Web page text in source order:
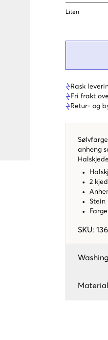
Liten
Rask
Fri frakt
Retur- og
anheng
2
Stein
SKU: